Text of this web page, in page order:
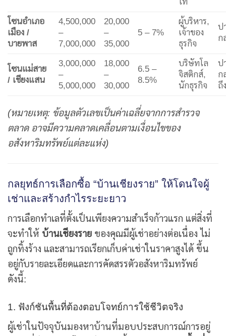
โซนอำเภอ
เมือง /
บายพาส
4,500,000
–
7,000,000
20,000
–
35,000
5 – 7%
ผู้บริหาร,
เจ้าของ
ธุรกิจ
ป
ก
โซนแม่สาย
/ เชียงแสน
3,000,000
–
5,000,000
18,000
–
30,000
6.5 –
8.5%
บริษัทโล
จิสติกส์,
นักธุรกิจ
ป
ก
ถึ
(หมายเหตุ: ข้อมูลตัวเลขเป็นค่าเฉลี่ยจากการสำรวจ
ตลาด อาจมีความคลาดเคลื่อนตามเงื่อนไขของ
อสังหาริมทรัพย์แต่ละแห่ง)
กลยุทธ์การเลือกซื้อ “บ้านเชียงราย” ให้โดนใจผู้
เช่าและสร้างกำไรระยะยาว
การเลือกทำเลที่ตั้งเป็นเพียงความสำเร็จก้าวแรก แต่สิ่งที่
จะทำให้ บ้านเชียงราย ของคุณมีผู้เช่าอย่างต่อเนื่อง ไม่
ถูกทิ้งร้าง และสามารถเรียกเก็บค่าเช่าในราคาสูงได้ ขึ้น
อยู่กับรายละเอียดและการคัดสรรตัวอสังหาริมทรัพย์
ดังนี้:
1. ฟังก์ชันพื้นที่ต้องตอบโจทย์การใช้ชีวิตจริง
ผู้เช่าในปัจจุบันมองหาบ้านที่มอบประสบการณ์การอยู่